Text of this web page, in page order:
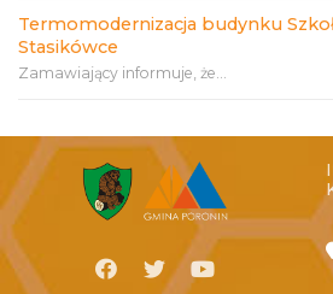
Termomodernizacja budynku
Stasikówce
Zamawiający informuje, że...